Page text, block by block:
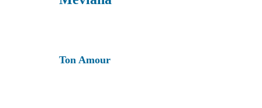
Ton Amour